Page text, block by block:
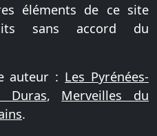
éléments de ce site
sans accord du
auteur : Les Pyrénées-
Duras, Merveilles du
.